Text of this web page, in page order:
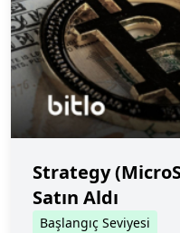
Strategy
Satın Aldı
Başlangıç Seviyesi